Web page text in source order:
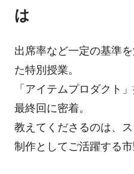
は
出席率など一定の基準
た特別授業。
「アイテムプロダクト
最終回に密着。
教えてくださるのは、
制作としてご活躍する市